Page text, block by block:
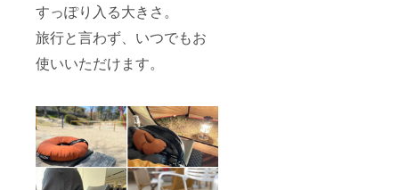
すっぽり入る大きさ。
旅行と言わず、いつでもお
使いいただけます。